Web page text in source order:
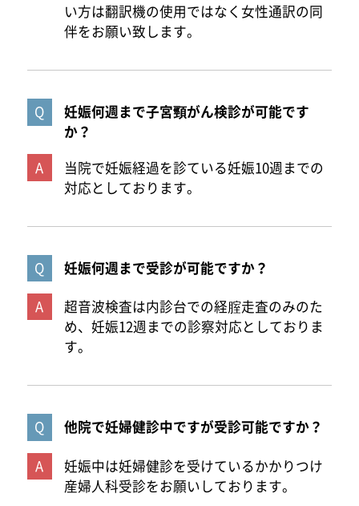
い方は翻訳機の使用ではなく女性通訳の同
伴をお願い致します。
妊娠何週まで子宮頸がん検診が可能です
か？
当院で妊娠経過を診ている妊娠10週までの
対応としております。
妊娠何週まで受診が可能ですか？
超音波検査は内診台での経腟走査のみのた
め、妊娠12週までの診察対応としておりま
す。
他院で妊婦健診中ですが受診可能ですか？
妊娠中は妊婦健診を受けているかかりつけ
産婦人科受診をお願いしております。